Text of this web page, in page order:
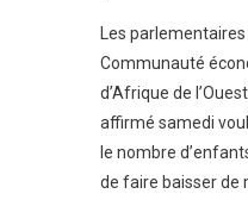
Les
Communauté
d’Afrique de
affirmé samedi
le nombre
de faire baisser de